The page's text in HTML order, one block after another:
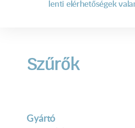
lenti elérhetőségek
Szűrők
Gyártó